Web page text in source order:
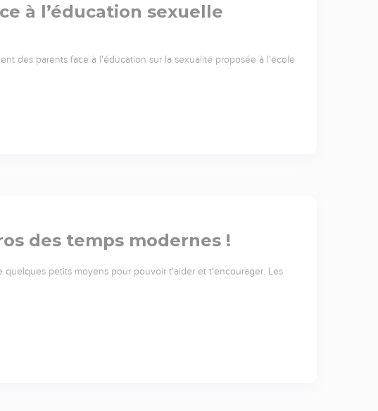
à l’éducation sexuelle
des parents face à l'éducation sur la sexualité proposée à l'école
des temps modernes !
petits moyens pour pouvoir t'aider et t'encourager. Les